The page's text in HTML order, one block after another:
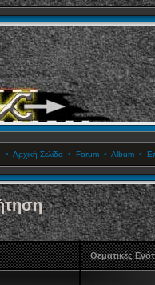
• Αρχική Σελίδα• Forum• Album•
Θεματικές